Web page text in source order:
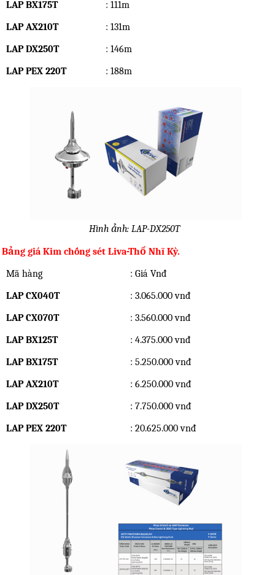
LAP BX175T
: 111m
LAP AX210T
: 131m
LAP DX250T
: 146m
LAP PEX 220T
: 188m
Hình ảnh: LAP-DX250T
Bảng giá Kim chống sét Liva-Thổ Nhĩ Kỳ.
Mã hàng
: Giá Vnđ
LAP CX040T
: 3.065.000 vnđ
LAP CX070T
: 3.560.000 vnđ
LAP BX125T
: 4.375.000 vnđ
LAP BX175T
: 5.250.000 vnđ
LAP AX210T
: 6.250.000 vnđ
LAP DX250T
: 7.750.000 vnđ
LAP PEX 220T
: 20.625.000 vnđ